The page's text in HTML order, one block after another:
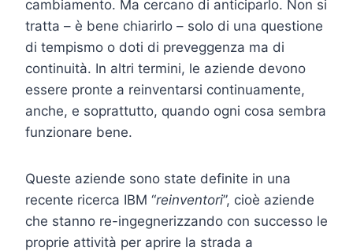
cambiamento. Ma cercano di anticiparlo. Non si
tratta – è bene chiarirlo – solo di una questione
di tempismo o doti di preveggenza ma di
continuità. In altri termini, le aziende devono
essere pronte a reinventarsi continuamente,
anche, e soprattutto, quando ogni cosa sembra
funzionare bene.
Queste aziende sono state definite in una
recente ricerca IBM “reinventori”, cioè aziende
che stanno re-ingegnerizzando con successo le
proprie attività per aprire la strada a